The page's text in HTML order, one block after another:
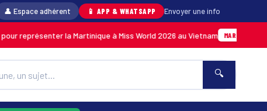
👤 Espace adhérent 📱 APP & WHATSAPP Envoyer une info
la Martinique à Miss World 2026 au Vietnam MARTINIQUE
🔍